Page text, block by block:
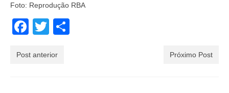
Foto: Reprodução RBA
Facebook
Twitter
Post anterior Próximo Post